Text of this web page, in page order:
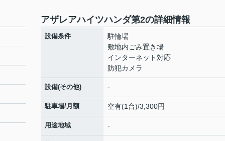
アザレアハイツハンダ第2の詳細情報
設備条件
駐輪場
敷地内ごみ置き場
インターネット対応
防犯カメラ
設備(その他) -
駐車場/月額 空有(1台)/3,300円
用途地域 -